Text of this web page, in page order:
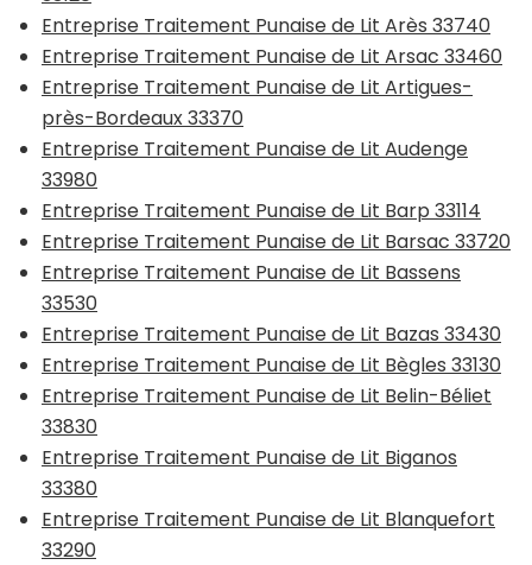
Entreprise Traitement Punaise de Lit Arès 33740
Entreprise Traitement Punaise de Lit Arsac 33460
Entreprise Traitement Punaise de Lit Artigues-
près-Bordeaux 33370
Entreprise Traitement Punaise de Lit Audenge
33980
Entreprise Traitement Punaise de Lit Barp 33114
Entreprise Traitement Punaise de Lit Barsac 33720
Entreprise Traitement Punaise de Lit Bassens
33530
Entreprise Traitement Punaise de Lit Bazas 33430
Entreprise Traitement Punaise de Lit Bègles 33130
Entreprise Traitement Punaise de Lit Belin-Béliet
33830
Entreprise Traitement Punaise de Lit Biganos
33380
Entreprise Traitement Punaise de Lit Blanquefort
33290